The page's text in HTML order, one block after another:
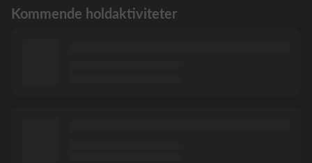
Kommende holdaktiviteter